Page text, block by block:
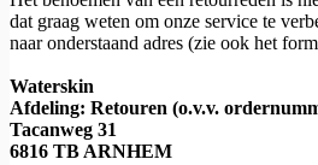
dat graag weten om onze service te
naar onderstaand adres (zie ook het
Waterskin
Afdeling: Retouren (o.v.v.
Tacanweg 31
6816 TB ARNHEM